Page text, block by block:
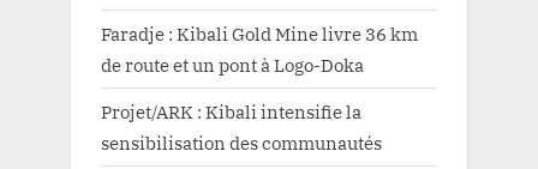
Faradje : Kibali Gold Mine livre 36 km
de route et un pont à Logo-Doka
Projet/ARK : Kibali intensifie la
sensibilisation des communautés